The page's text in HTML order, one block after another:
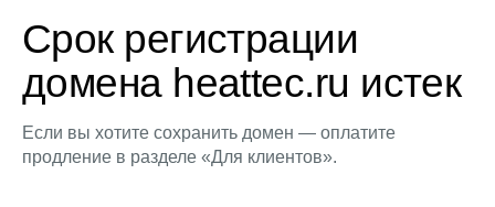
Срок регистрации
домена heattec.ru истек
Если вы хотите сохранить домен — оплатите
продление в разделе «Для клиентов».